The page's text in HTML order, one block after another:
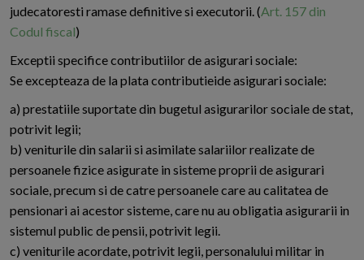
judecatoresti ramase definitive si executorii. (Art. 157 din
Codul fiscal)
Exceptii specifice contributiilor de asigurari sociale:
Se excepteaza de la plata contributieide asigurari sociale:
a) prestatiile suportate din bugetul asigurarilor sociale de stat,
potrivit legii;
b) veniturile din salarii si asimilate salariilor realizate de
persoanele fizice asigurate in sisteme proprii de asigurari
sociale, precum si de catre persoanele care au calitatea de
pensionari ai acestor sisteme, care nu au obligatia asigurarii in
sistemul public de pensii, potrivit legii.
c) veniturile acordate, potrivit legii, personalului militar in